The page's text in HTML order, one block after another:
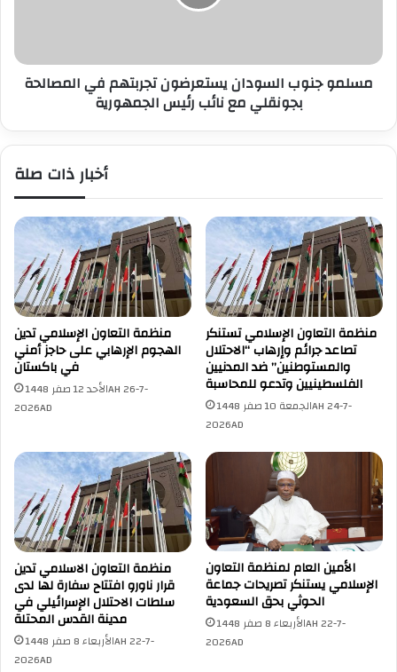
ا
م
ة
ب
ي
س
ك
و
ر
و
ن
ا
ف
أ
ك
س
ت
ا
ن
و
س
د
ا
ي
ع
ر
ض
و
ن
ت
ج
ر
ت
م
ف
ي
ا
ل
م
ص
ا
ل
ح
​مسلمو جنوب السودان يستعرضون تجربتهم في المصالحة
بجونقلي مع نائب رئيس الجمهورية
أخبار ذات صلة
منظمة التعاون الإسلامي تدين
الهجوم الإرهابي على حاجز أمني
في باكستان
الأحد 12 صفر 1448AH 26-7-
2026AD
منظمة التعاون الإسلامي تستنكر
تصاعد جرائم وإرهاب “الاحتلال
والمستوطنين” ضد المدنيين
الفلسطينيين وتدعو للمحاسبة
الجمعة 10 صفر 1448AH 24-7-
2026AD
منظمة التعاون الاسلامي تدين
قرار ناورو افتتاح سفارة لها لدى
سلطات الاحتلال الإسرائيلي في
مدينة القدس المحتلة
الأربعاء 8 صفر 1448AH 22-7-
2026AD
الأمين العام لمنظمة التعاون
الإسلامي يستنكر تصريحات جماعة
الحوثي بحق السعودية
الأربعاء 8 صفر 1448AH 22-7-
2026AD